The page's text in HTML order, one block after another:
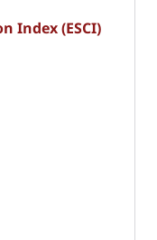
Index (ESCI)